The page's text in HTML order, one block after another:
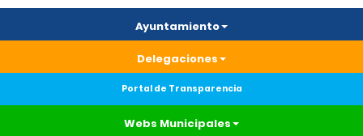
Ayuntamiento
Delegaciones
Portal de Transparencia
Webs Municipales